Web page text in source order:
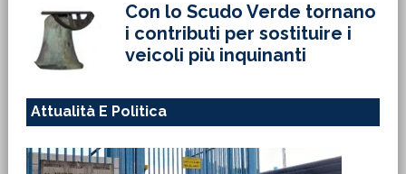
Con lo Scudo Verde tornano
i contributi per sostituire i
veicoli più inquinanti
Attualità E Politica